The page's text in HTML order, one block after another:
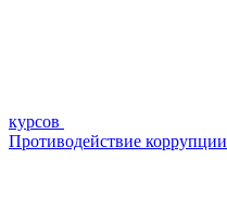
курсов
Противодействие коррупции